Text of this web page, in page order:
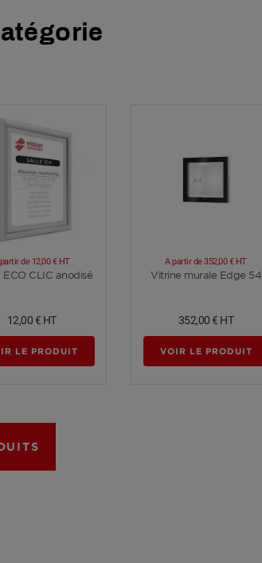
Voir plus
ECO CLIC anodisé
de 12,00 € HT
12,00 € HT
LE PRODUIT
Voir plus
Vitrine murale Edge 54
A partir de352,00 € HT
352,00 € HT
VOIR LE PRODUIT